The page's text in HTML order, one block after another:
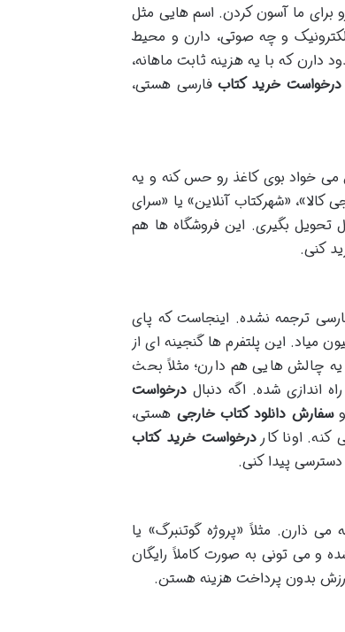
برای ما آسون کردن. اسم هایی مثل
و چه صوتی، دارن و محیط
که با یه هزینه ثابت ماهانه،
درخواست خرید کتاب فارسی هستی،
می خواد بوی کاغذ رو حس کنه و یه
«شهرکتاب آنلاین» یا «سرای
بگیری. این فروشگاه ها هم
کنی.
ترجمه نشده. اینجاست که پای
میاد. این پلتفرم ها گنجینه ای از
یه چالش هایی هم دارن؛ مثلاً بحث
اندازی شده. اگه دنبال درخواست
سفارش دانلود کتاب خارجی هستی،
اونا کاردرخواست خرید کتاب
پیدا کنی.
ذارن. مثلاً «پروژه گوتنبرگ» یا
و می تونی به صورت کاملاً رایگان
بدون پرداخت هزینه هستن.